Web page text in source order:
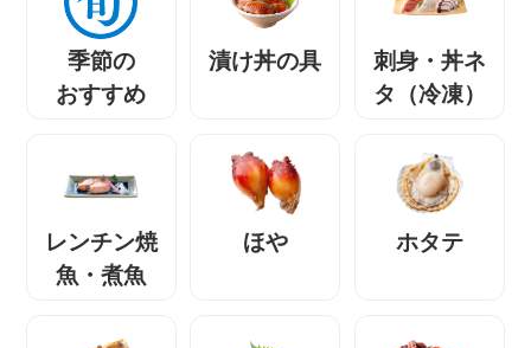
季節の
おすすめ
漬け丼の具
刺身・丼ネ
タ（冷凍）
レンチン焼
魚・煮魚
ほや ホタテ